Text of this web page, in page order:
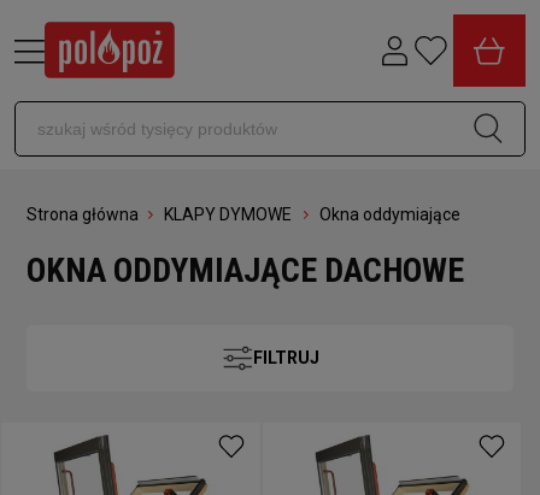
Strona główna KLAPY DYMOWE Okna oddymiające
OKNA ODDYMIAJĄCE DACHOWE
FILTRUJ